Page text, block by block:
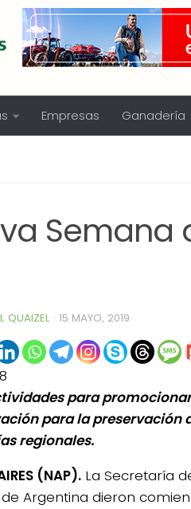
Empresas Ganadería
Semana
QUAIZEL · 15 MAYO, 2019
para
para la preservación
regionales.
(NAP). La Secretaría
Argentina dieron